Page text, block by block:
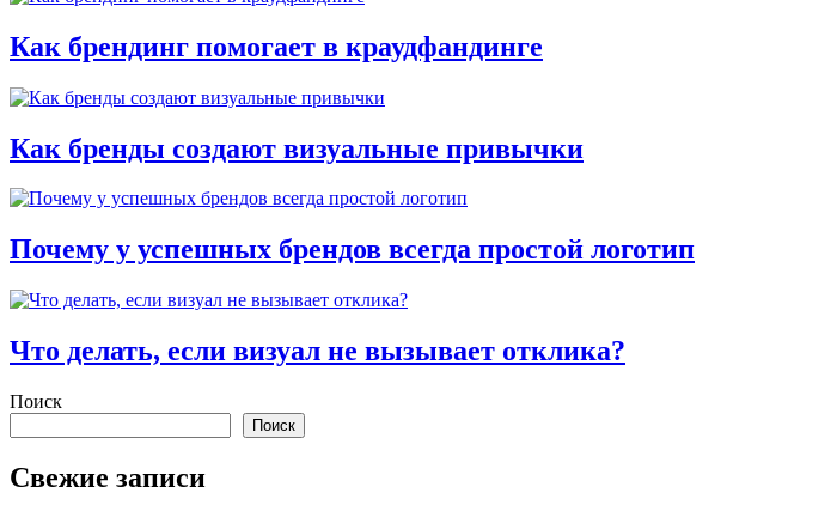
Как брендинг помогает в краудфандинге
Как бренды создают визуальные привычки
Почему у успешных брендов всегда простой логотип
Что делать, если визуал не вызывает отклика?
Поиск
Поиск
Свежие записи